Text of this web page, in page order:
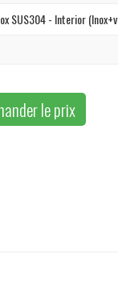
SUS304 - Interior
le prix